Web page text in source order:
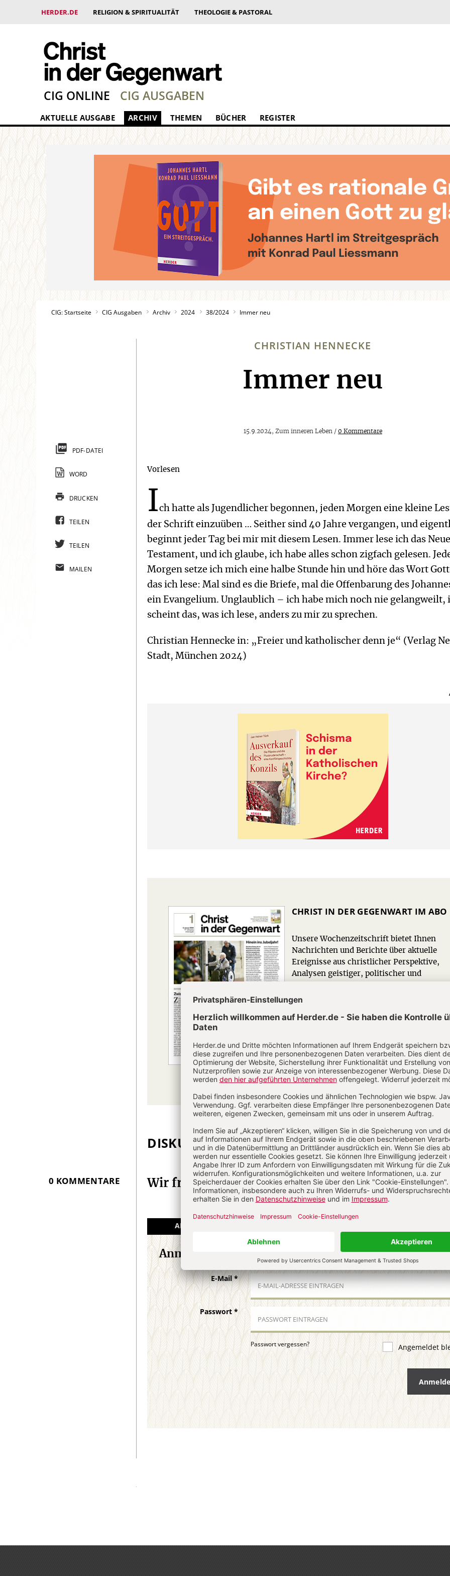
HERDER.DE RELIGION & SPIRITUALITÄT THEOLOGIE & PASTORAL
CIG ONLINE CIG AUSGABEN
AKTUELLE AUSGABE ARCHIV THEMEN BÜCHER REGISTER
CIG: Startseite CIG Ausgaben Archiv 2024 38/2024 Immer neu
CHRISTIAN HENNECKE
:
Immer neu
15.9.2024, Zum inneren Leben / 0 Kommentare
Vorlesen
Ich hatte als Jugendlicher begonnen, jeden Morgen eine kleine
der Schrift einzuüben … Seither sind 40 Jahre vergangen, und
beginnt jeder Tag bei mir mit diesem Lesen. Immer lese ich das
Testament, und ich glaube, ich habe alles schon zigfach gelesen.
Morgen setze ich mich eine halbe Stunde hin und höre das Wort
das ich lese: Mal sind es die Briefe, mal die Offenbarung des
ein Evangelium. Unglaublich – ich habe mich noch nie gelangweilt,
scheint das, was ich lese, anders zu mir zu sprechen.
Christian Hennecke in: „Freier und katholischer denn je“ (Verlag
Stadt, München 2024)
CHRIST IN DER GEGENWART IM ABO
Unsere Wochenzeitschrift bietet Ihnen
Nachrichten und Berichte über aktuelle
Ereignisse aus christlicher Perspektive,
Analysen geistiger, politischer und
für ein modernes christliches Leben.
Zum Kennenlernen: 4 Wochen gratis
Jetzt gratis testen
PDF-DATEI
WORD
DRUCKEN
TEILEN
TEILEN
MAILEN
Infos
DISKUSSION
0 KOMMENTARE Wir freuen uns über Ihren Kommentar
ANGEMELDET KOMMENTIEREN
Anmeldung
E-Mail*
Passwort*
Passwort vergessen? Angemeldet